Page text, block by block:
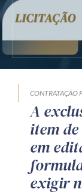
CONTRATAÇÃO
A
item
em
exigir